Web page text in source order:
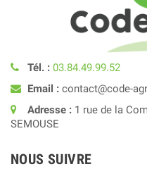
Tél. : 03.84.49.99.52
Email : contact@code-
Adresse : 1 rue de la
SEMOUSE
NOUS SUIVRE